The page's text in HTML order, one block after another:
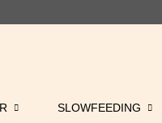
SLOWFEEDING